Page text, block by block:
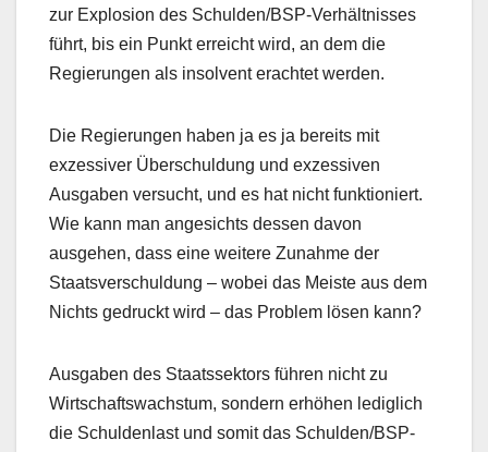
zur Explosion des Schulden/BSP-Verhältnisses
führt, bis ein Punkt erreicht wird, an dem die
Regierungen als insolvent erachtet werden.
Die Regierungen haben ja es ja bereits mit
exzessiver Überschuldung und exzessiven
Ausgaben versucht, und es hat nicht funktioniert.
Wie kann man angesichts dessen davon
ausgehen, dass eine weitere Zunahme der
Staatsverschuldung – wobei das Meiste aus dem
Nichts gedruckt wird – das Problem lösen kann?
Ausgaben des Staatssektors führen nicht zu
Wirtschaftswachstum, sondern erhöhen lediglich
die Schuldenlast und somit das Schulden/BSP-